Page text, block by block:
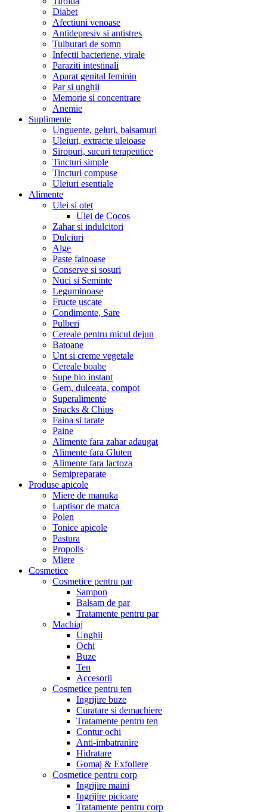
Diabet
Afectiuni venoase
Antidepresiv si antistres
Tulburari de somn
Infectii bacteriene, virale
Paraziti intestinali
Aparat genital feminin
Par si unghii
Memorie si concentrare
Anemie
Suplimente
Unguente, geluri, balsamuri
Uleiuri, extracte uleioase
Siropuri, sucuri terapeutice
Tincturi simple
Tincturi compuse
Uleiuri esentiale
Alimente
Ulei si otet
Ulei de Cocos
Zahar si indulcitori
Dulciuri
Alge
Paste fainoase
Conserve si sosuri
Nuci si Seminte
Leguminoase
Fructe uscate
Condimente, Sare
Pulberi
Cereale pentru micul dejun
Batoane
Unt si creme vegetale
Cereale boabe
Supe bio instant
Gem, dulceata, compot
Superalimente
Snacks & Chips
Faina si tarate
Paine
Alimente fara zahar adaugat
Alimente fara Gluten
Alimente fara lactoza
Semipreparate
Produse apicole
Miere de manuka
Laptisor de matca
Polen
Tonice apicole
Pastura
Propolis
Miere
Cosmetice
Cosmetice pentru par
Sampon
Balsam de par
Tratamente pentru par
Machiaj
Unghii
Ochi
Buze
Ten
Accesorii
Cosmetice pentru ten
Ingrijire buze
Curatare si demachiere
Tratamente pentru ten
Contur ochi
Anti-imbatranire
Hidratare
Gomaj & Exfoliere
Cosmetice pentru corp
Ingrijire maini
Ingrijire picioare
Tratamente pentru corp